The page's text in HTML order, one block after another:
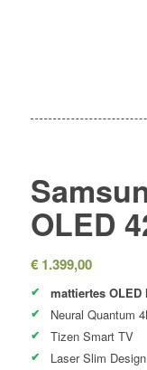
OLED
€1.399,00
mattiertes OLED
Neural Quantum
Tizen Smart TV
Laser Slim Design